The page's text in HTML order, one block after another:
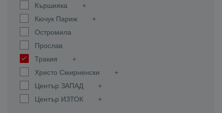
Кършияка
Кючук Париж
Остромила
Прослав
Тракия
Христо Смирненски
Център ЗАПАД
Център ИЗТОК